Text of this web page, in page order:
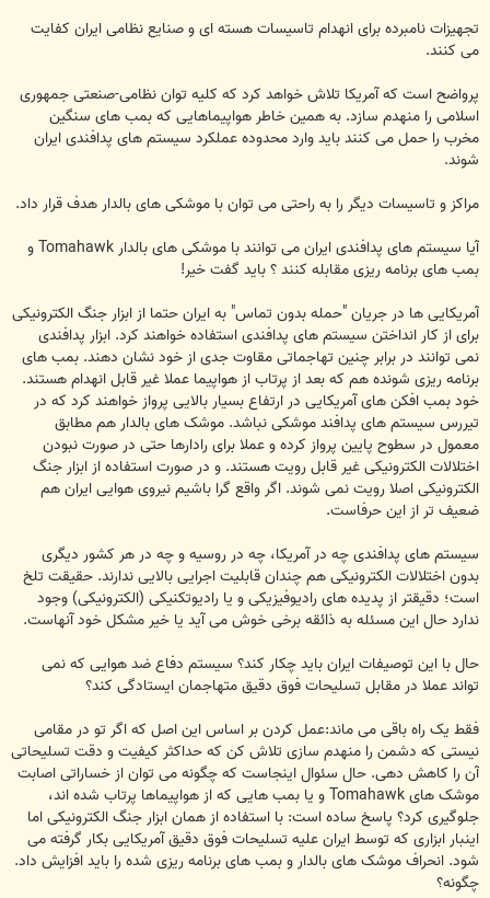
تجهیزات نامبرده برای انهدام تاسیسات هسته ای و صنایع نظامی ایران کفایت
می کنند.
پرواضح است که آمریکا تلاش خواهد کرد که کلیه توان نظامی-صنعتی جمهوری
اسلامی را منهدم سازد. به همین خاطر هواپیماهایی که بمب های سنگین
مخرب را حمل می کنند باید وارد محدوده عملکرد سیستم های پدافندی ایران
شوند.
مراکز و تاسیسات دیگر را به راحتی می توان با موشکی های بالدار هدف قرار داد.
آیا سیستم های پدافندی ایران می توانند با موشکی های بالدار Tomahawk و
بمب های برنامه ریزی مقابله کنند ؟ باید گفت خیر!
آمریکایی ها در جریان "حمله بدون تماس" به ایران حتما از ابزار جنگ الکترونیکی
برای از کار انداختن سیستم های پدافندی استفاده خواهند کرد. ابزار پدافندی
نمی توانند در برابر چنین تهاجماتی مقاوت جدی از خود نشان دهند. بمب های
برنامه ریزی شونده هم که بعد از پرتاب از هواپیما عملا غیر قابل انهدام هستند.
خود بمب افکن های آمریکایی در ارتفاع بسیار بالایی پرواز خواهند کرد که در
تیررس سیستم های پدافند موشکی نباشد. موشک های بالدار هم مطابق
معمول در سطوح پایین پرواز کرده و عملا برای رادارها حتی در صورت نبودن
اختلالات الکترونیکی غیر قابل رویت هستند. و در صورت استفاده از ابزار جنگ
الکترونیکی اصلا رویت نمی شوند. اگر واقع گرا باشیم نیروی هوایی ایران هم
ضعیف تر از این حرفاست.
سیستم های پدافندی چه در آمریکا، چه در روسیه و چه در هر کشور دیگری
بدون اختلالات الکترونیکی هم چندان قابلیت اجرایی بالایی ندارند. حقیقت تلخ
است؛ دقیقتر از پدیده های رادیوفیزیکی و یا رادیوتکنیکی (الکترونیکی) وجود
ندارد حال این مسئله به ذائقه برخی خوش می آید یا خیر مشکل خود آنهاست.
حال با این توصیفات ایران باید چکار کند؟ سیستم دفاع ضد هوایی که نمی
تواند عملا در مقابل تسلیحات فوق دقیق متهاجمان ایستادگی کند؟
فقط یک راه باقی می ماند:عمل کردن بر اساس این اصل که اگر تو در مقامی
نیستی که دشمن را منهدم سازی تلاش کن که حداکثر کیفیت و دقت تسلیحاتی
آن را کاهش دهی. حال سئوال اینجاست که چگونه می توان از خساراتی اصابت
موشک های Tomahawk و یا بمب هایی که از هواپیماها پرتاب شده اند،
جلوگیری کرد؟ پاسخ ساده است: با استفاده از همان ابزار جنگ الکترونیکی اما
اینبار ابزاری که توسط ایران علیه تسلیحات فوق دقیق آمریکایی بکار گرفته می
شود. انحراف موشک های بالدار و بمب های برنامه ریزی شده را باید افزایش داد.
چگونه؟